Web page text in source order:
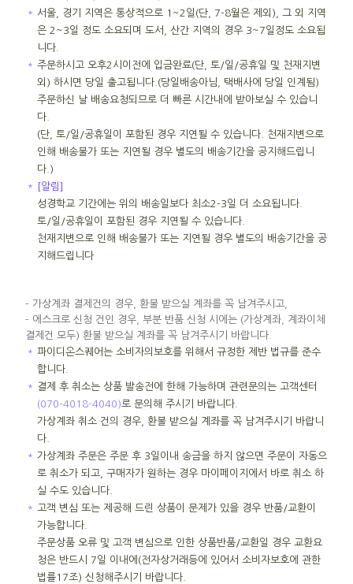
＊ 서울, 경기 지역은 통상적으로 1~2일(단, 7-8월은 제외), 그 외 지역
은 2~3일 정도 소요되며 도서, 산간 지역의 경우 3~7일정도 소요됩
니다.
＊ 주문하시고 오후2시이전에 입금완료(단, 토/일/공휴일 및 천재지변
외) 하시면 당일 출고됩니다.(당일배송아님, 택배사에 당일 인계됨)
주문하신 날 배송요청되므로 더 빠른 시간내에 받아보실 수 있습니
다.
(단, 토/일/공휴일이 포함된 경우 지연될 수 있습니다. 천재지변으로
인해 배송불가 또는 지연될 경우 별도의 배송기간을 공지해드립니
다.)
＊
[알림]
성경학교 기간에는 위의 배송일보다 최소2-3일 더 소요됩니다.
토/일/공휴일이 포함된 경우 지연될 수 있습니다.
천재지변으로 인해 배송불가 또는 지연될 경우 별도의 배송기간을 공
지해드립니다
- 가상계좌 결제건의 경우, 환불 받으실 계좌를 꼭 남겨주시고,
- 에스크로 신청 건인 경우, 부분 반품 신청 시에는 (가상계좌, 계좌이체
결제건 모두) 환불 받으실 계좌를 꼭 남겨주시기 바랍니다.
＊ 파이디온스퀘어는 소비자의보호를 위해서 규정한 제반 법규를 준수
합니다.
＊ 결제 후 취소는 상품 발송전에 한해 가능하며 관련문의는 고객센터
(070-4018-4040)로 문의해 주시기 바랍니다.
가상계좌 취소 건의 경우, 환불 받으실 계좌를 꼭 남겨주시기 바랍니
다.
＊ 가상계좌 주문은 주문 후 3일이내 송금을 하지 않으면 주문이 자동으
로 취소가 되고, 구매자가 원하는 경우 마이페이지에서 바로 취소 하
실 수도 있습니다.
＊ 고객 변심 또는 제공해 드린 상품이 문제가 있을 경우 반품/교환이
가능합니다.
주문상품 오류 및 고객 변심으로 인한 상품반품/교환일 경우 교환요
청은 반드시 7일 이내에(전자상거래등에 있어서 소비자보호에 관한
법률17조) 신청해주시기 바랍니다.